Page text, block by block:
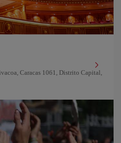
Caracas 1061, Distrito Capital,